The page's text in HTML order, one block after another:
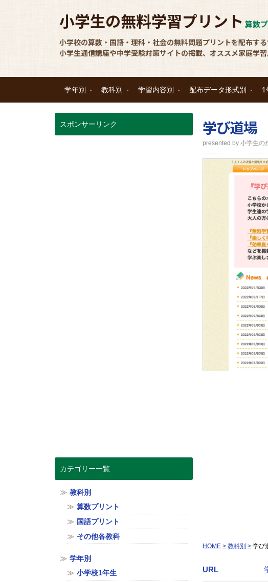
小学生の無料学習プリント 算数
小学校の算数・国語・理科・社会の無料問題プリントを配布する
小学生通信講座や中学受験対策サイトの掲載、オススメ家庭学習
学年別 教科別 学習内容別 配布データ形式別 1
学び道場
presented by 小学生の
HOME 教科別 学び
URL
スポンサーリンク
カテゴリー一覧
教科別
算数プリント
国語プリント
その他各教科
学年別
小学校1年生